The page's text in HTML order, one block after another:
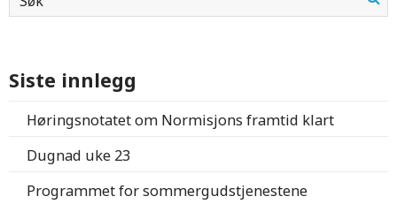
Siste innlegg
Høringsnotatet om Normisjons framtid klart
Dugnad uke 23
Programmet for sommergudstjenestene